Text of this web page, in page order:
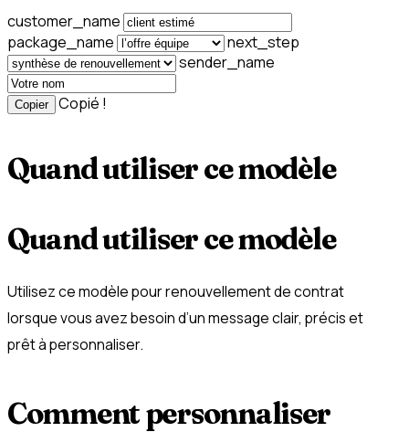
customer_name
package_name
next_step
sender_name
Copier Copié !
Quand utiliser ce modèle
Quand utiliser ce modèle
Utilisez ce modèle pour renouvellement de contrat
lorsque vous avez besoin d’un message clair, précis et
prêt à personnaliser.
Comment personnaliser